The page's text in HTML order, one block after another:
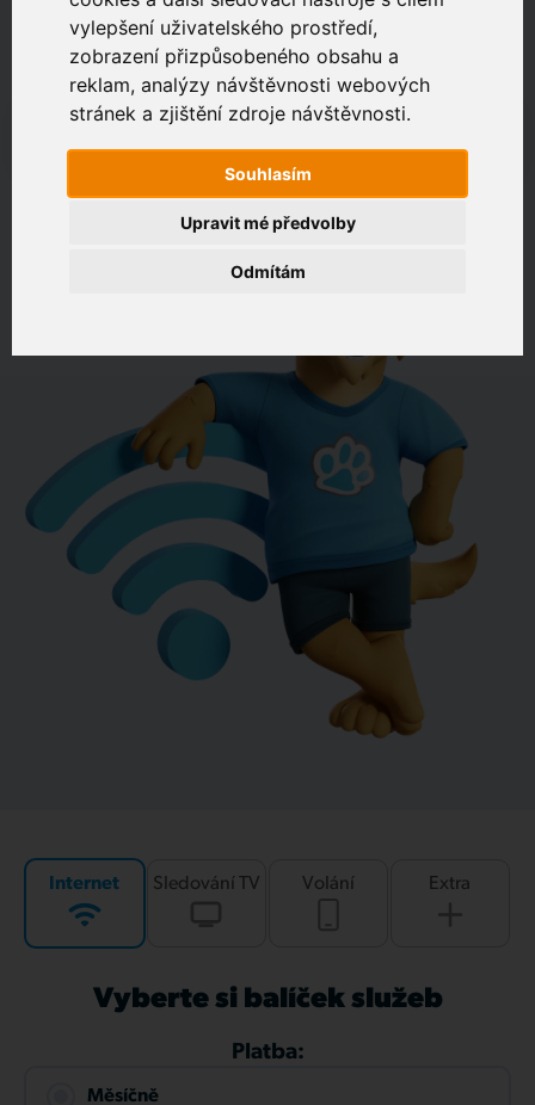
vylepšení uživatelského prostředí,
zobrazení přizpůsobeného obsahu a
reklam, analýzy návštěvnosti webových
stránek a zjištění zdroje návštěvnosti.
Souhlasím
Odmítám
Upravit mé předvolby
Zákaznický portál
Jak rychlé je připojení na vaší adrese?
Internet Sledování TV Volání Extra
Vyberte si balíček služeb
Platba:
Měsíčně